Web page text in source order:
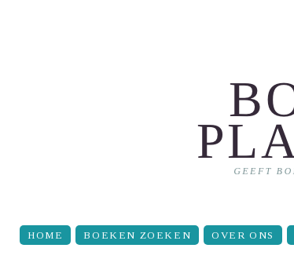
HOME BOEKEN ZOEKEN OVER ONS